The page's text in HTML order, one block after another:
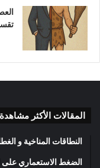
المقالات الأكثر مشاهدة
النطاقات المناخية و
الضغط الاستعماري